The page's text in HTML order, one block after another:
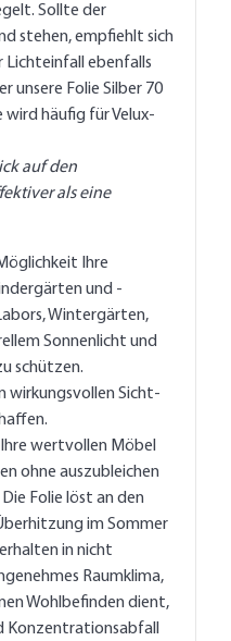
Sollte der
stehen, empfiehlt sich
Lichteinfall ebenfalls
unsere Folie Silber 70
wird häufig für Velux-
auf den
als eine
Ihre
und -
Wintergärten,
Sonnenlicht und
schützen.
wirkungsvollen Sicht-
wertvollen Möbel
ohne auszubleichen
Folie löst an den
im Sommer
in nicht
Raumklima,
Wohlbefinden dient,
Konzentrationsabfall